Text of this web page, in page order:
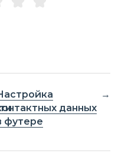
данных
футере